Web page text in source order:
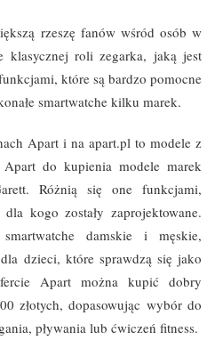
rzeszę fanów wśród osób w
klasycznej roli zegarka, jaką jest
które są bardzo pomocne
smartwatche kilku marek.
Apart i na apart.pl to modele z
do kupienia modele marek
Różnią się one funkcjami,
kogo zostały zaprojektowane.
damskie i męskie,
dzieci, które sprawdzą się jako
Apart można kupić dobry
złotych, dopasowując wybór do
pływania lub ćwiczeń fitness.